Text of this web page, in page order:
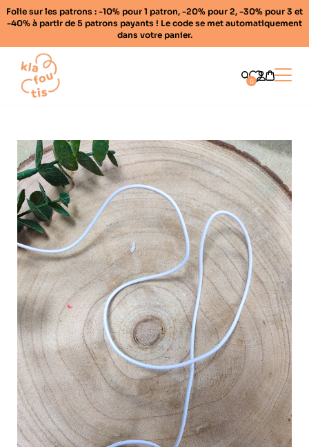
Folie sur les patrons : -10% pour 1 patron, -20% pour 2, -30% pour 3 et
-40% à partir de 5 patrons payants ! Le code se met automatiquement
dans votre panier.
Home
0